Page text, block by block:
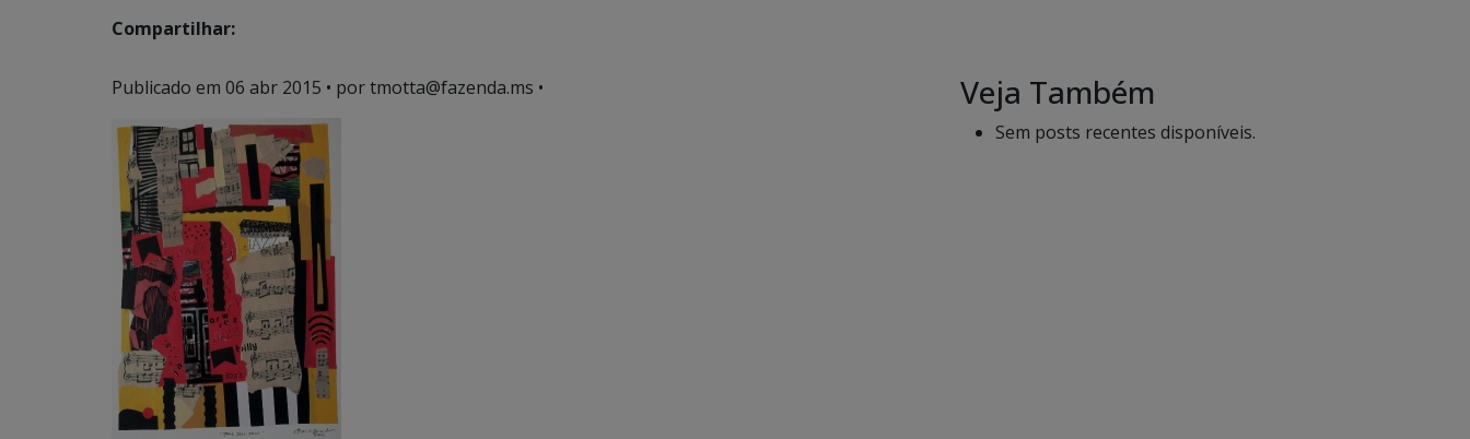
Compartilhar:
Publicado em 06 abr 2015 • por tmotta@fazenda.ms • Veja Também
Sem posts recentes disponíveis.